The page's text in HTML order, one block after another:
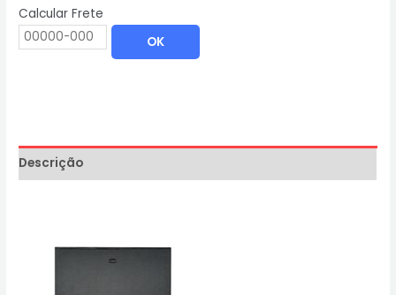
Calcular Frete
OK
Descrição